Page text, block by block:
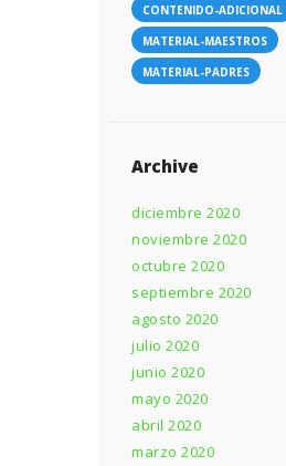
CONTENIDO-ADICIONAL
MATERIAL-MAESTROS
MATERIAL-PADRES
Archive
diciembre 2020
noviembre 2020
octubre 2020
septiembre 2020
agosto 2020
julio 2020
junio 2020
mayo 2020
abril 2020
marzo 2020